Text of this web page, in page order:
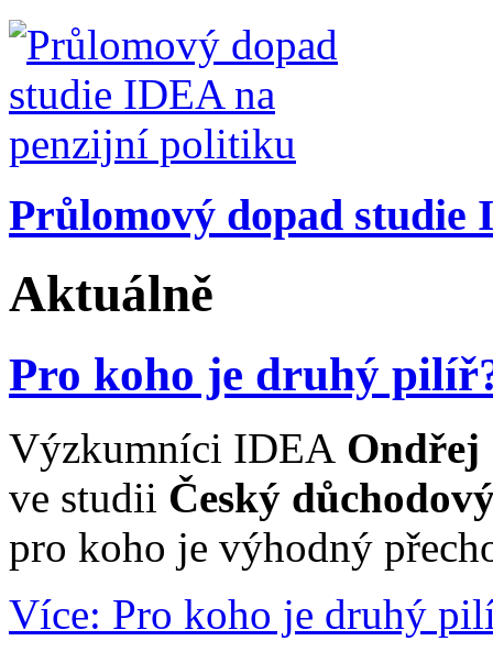
Průlomový dopad
Aktuálně
Pro koho je druhý
Výzkumníci IDEA Ondřej
ve studii Český
pro koho je výhodný
Více: Pro koho je druhý